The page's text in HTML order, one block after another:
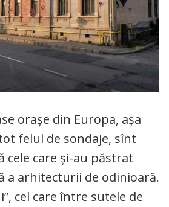
orașe din Europa, așa
felul de sondaje, sînt
cele care și-au păstrat
a arhitecturii de odinioară.
cel care între sutele de